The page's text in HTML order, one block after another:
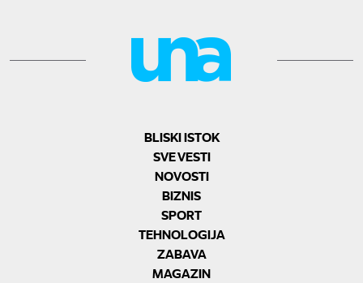
BLISKI ISTOK
SVE VESTI
NOVOSTI
BIZNIS
SPORT
TEHNOLOGIJA
ZABAVA
MAGAZIN